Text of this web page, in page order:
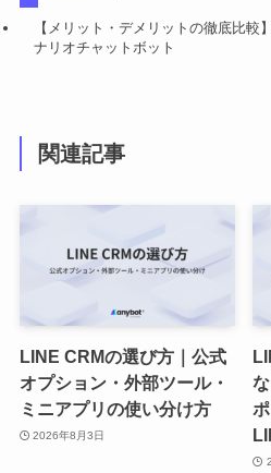
【メリット・デメリットの徹底比較
ナリオチャットボット
関連記事
LINE CRMの選び方｜公式
オプション・外部ツール・
ミニアプリの使い分け方
2026年8月3日